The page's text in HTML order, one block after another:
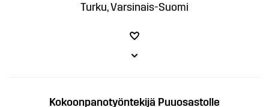
Turku, Varsinais-Suomi
Kokoonpanotyöntekijä Puuosastolle